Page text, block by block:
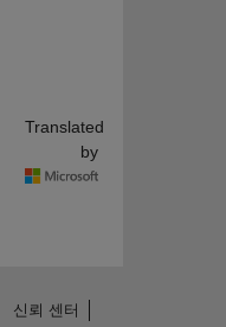
Translated
by
신뢰 센터